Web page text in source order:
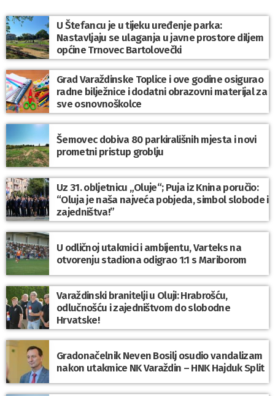
U Štefancu je u tijeku uređenje parka:
Nastavljaju se ulaganja u javne prostore diljem
općine Trnovec Bartolovečki
Grad Varaždinske Toplice i ove godine osigurao
radne bilježnice i dodatni obrazovni materijal za
sve osnovnoškolce
Šemovec dobiva 80 parkirališnih mjesta i novi
prometni pristup groblju
Uz 31. obljetnicu „Oluje“; Puja iz Knina poručio:
“Oluja je naša najveća pobjeda, simbol slobode i
zajedništva!”
U odličnoj utakmici i ambijentu, Varteks na
otvorenju stadiona odigrao 1:1 s Mariborom
Varaždinski branitelji u Oluji: Hrabrošću,
odlučnošću i zajedništvom do slobodne
Hrvatske!
Gradonačelnik Neven Bosilj osudio vandalizam
nakon utakmice NK Varaždin – HNK Hajduk Split